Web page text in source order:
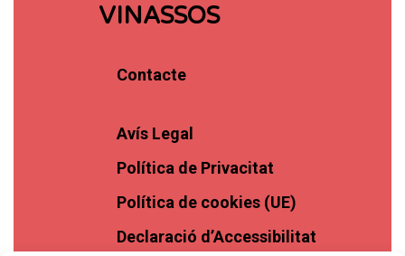
VINASSOS
Contacte
Avís Legal
Política de Privacitat
Política de cookies (UE)
Declaració d’Accessibilitat